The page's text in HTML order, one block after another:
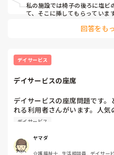
私の施設では椅子の後ろに塩ビ
て、そこに挿してもらっていま
し高く持ち上げないとならな
回答をも
デイサービス
デイサービスの座席
デイサービスの座席問題です
れる利用者さんがいます。人
んが同じテーブルになるので
角が立つので、職員へ席の配慮
てはいますが、結局その方の周
デイサービス
ヤマダ
介護福祉士, 生活相談員, デイサー